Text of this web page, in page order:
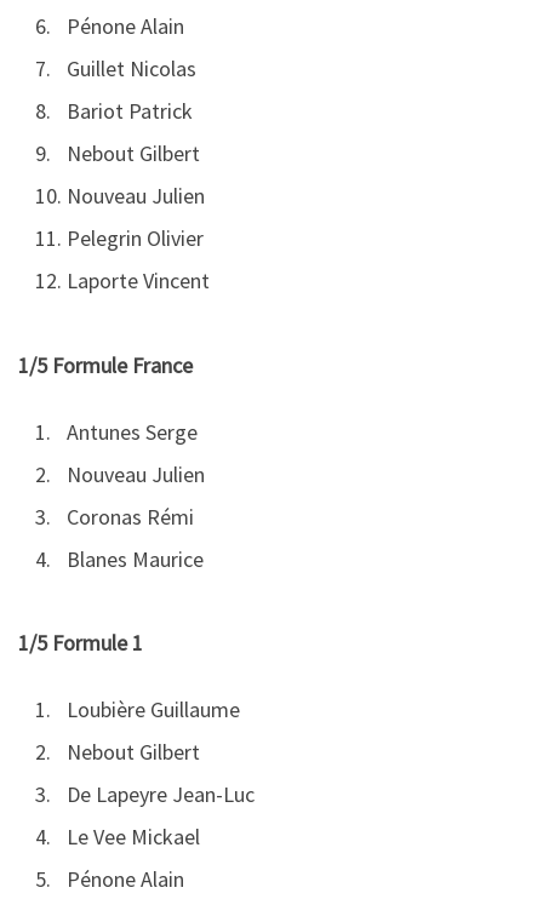
Pénone Alain
Guillet Nicolas
Bariot Patrick
Nebout Gilbert
Nouveau Julien
Pelegrin Olivier
Laporte Vincent
1/5 Formule France
Antunes Serge
Nouveau Julien
Coronas Rémi
Blanes Maurice
1/5 Formule 1
Loubière Guillaume
Nebout Gilbert
De Lapeyre Jean-Luc
Le Vee Mickael
Pénone Alain